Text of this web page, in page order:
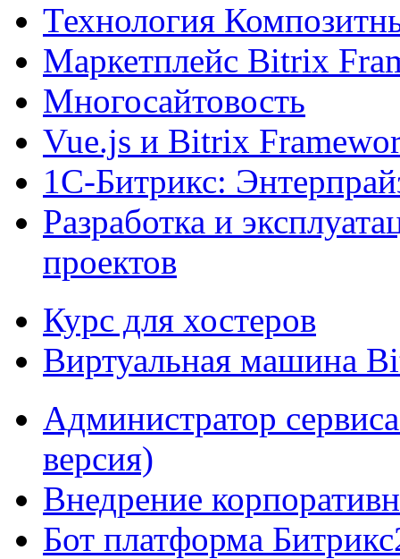
Технология
Маркетплейс Bitrix
Многосайтовость
Vue.js и Bitrix
1С-Битрикс:
Разработка и
проектов
Курс для хостеров
Виртуальная машина
Администратор
версия)
Внедрение
Бот платформа